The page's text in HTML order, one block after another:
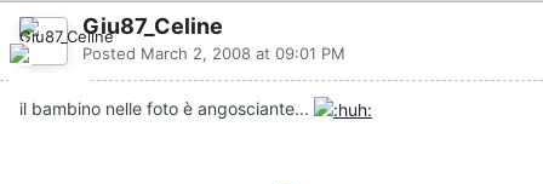
Giu87_Celine
Posted March 2, 2008 at 09:01 PM
il bambino nelle foto è angosciante...